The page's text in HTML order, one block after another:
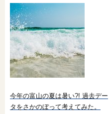
今年の富山の夏は暑い?! 過去デー
タをさかのぼって考えてみた。